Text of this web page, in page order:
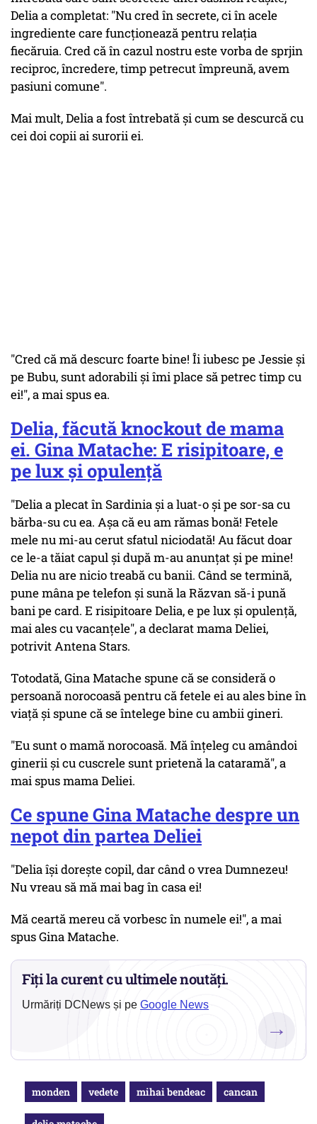
Delia a completat: "Nu cred în secrete, ci în acele
ingrediente care funcționează pentru relația
fiecăruia. Cred că în cazul nostru este vorba de sprjin
reciproc, încredere, timp petrecut împreună, avem
pasiuni comune".
Mai mult, Delia a fost întrebată și cum se descurcă cu
cei doi copii ai surorii ei.
"Cred că mă descurc foarte bine! Îi iubesc pe Jessie și
pe Bubu, sunt adorabili și îmi place să petrec timp cu
ei!", a mai spus ea.
Delia, făcută knockout de mama
ei. Gina Matache: E risipitoare, e
pe lux și opulență
"Delia a plecat în Sardinia și a luat-o și pe sor-sa cu
bărba-su cu ea. Așa că eu am rămas bonă! Fetele
mele nu mi-au cerut sfatul niciodată! Au făcut doar
ce le-a tăiat capul și după m-au anunțat și pe mine!
Delia nu are nicio treabă cu banii. Când se termină,
pune mâna pe telefon și sună la Răzvan să-i pună
bani pe card. E risipitoare Delia, e pe lux și opulență,
mai ales cu vacanțele", a declarat mama Deliei,
potrivit Antena Stars.
Totodată, Gina Matache spune că se consideră o
persoană norocoasă pentru că fetele ei au ales bine în
viață și spune că se întelege bine cu ambii gineri.
"Eu sunt o mamă norocoasă. Mă înțeleg cu amândoi
ginerii și cu cuscrele sunt prietenă la cataramă", a
mai spus mama Deliei.
Ce spune Gina Matache despre un
nepot din partea Deliei
"Delia își dorește copil, dar când o vrea Dumnezeu!
Nu vreau să mă mai bag în casa ei!
Mă ceartă mereu că vorbesc în numele ei!", a mai
spus Gina Matache.
Fiți la curent cu ultimele noutăți.
Urmăriți DCNews și pe Google News
→
monden vedete mihai bendeac cancan